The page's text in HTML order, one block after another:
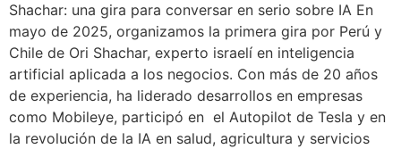
Shachar: una gira para conversar en serio sobre IA En
mayo de 2025, organizamos la primera gira por Perú y
Chile de Ori Shachar, experto israelí en inteligencia
artificial aplicada a los negocios. Con más de 20 años
de experiencia, ha liderado desarrollos en empresas
como Mobileye, participó en el Autopilot de Tesla y en
la revolución de la IA en salud, agricultura y servicios